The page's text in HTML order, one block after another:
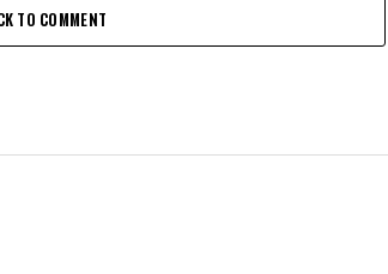
TO COMMENT